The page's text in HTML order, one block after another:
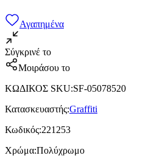
Αγαπημένα
Σύγκρινέ το
Μοιράσου το
ΚΩΔΙΚΟΣ SKU:SF-05078520
Κατασκευαστής:Graffiti
Κωδικός:221253
Χρώμα:Πολύχρωμο